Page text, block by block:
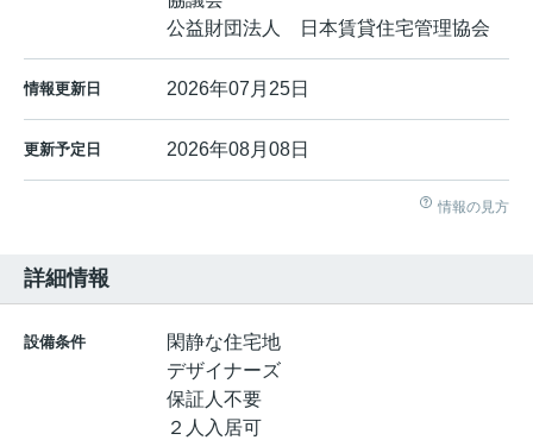
公益財団法人 日本賃貸住宅管理協会
情報更新日 2026年07月25日
更新予定日 2026年08月08日
情報の見方
詳細情報
設備条件
閑静な住宅地
デザイナーズ
保証人不要
２人入居可